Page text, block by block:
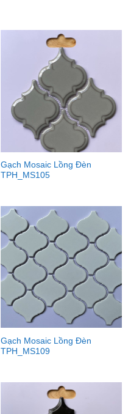
Gạch Mosaic Lồng Đèn
TPH_MS105
Gạch Mosaic Lồng Đèn
TPH_MS109